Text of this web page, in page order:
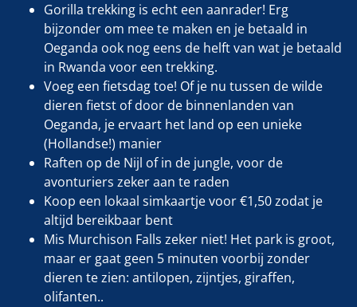
Gorilla trekking is echt een aanrader! Erg
bijzonder om mee te maken en je betaald in
Oeganda ook nog eens de helft van wat je betaald
in Rwanda voor een trekking.
Voeg een fietsdag toe! Of je nu tussen de wilde
dieren fietst of door de binnenlanden van
Oeganda, je ervaart het land op een unieke
(Hollandse!) manier
Raften op de Nijl of in de jungle, voor de
avonturiers zeker aan te raden
Koop een lokaal simkaartje voor €1,50 zodat je
altijd bereikbaar bent
Mis Murchison Falls zeker niet! Het park is groot,
maar er gaat geen 5 minuten voorbij zonder
dieren te zien: antilopen, zijntjes, giraffen,
olifanten..